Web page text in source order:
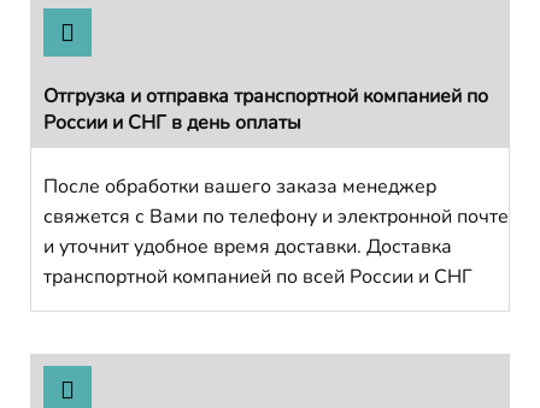
Отгрузка и отправка транспортной компанией по
России и СНГ в день оплаты
После обработки вашего заказа менеджер
свяжется с Вами по телефону и электронной почте
и уточнит удобное время доставки. Доставка
транспортной компанией по всей России и СНГ